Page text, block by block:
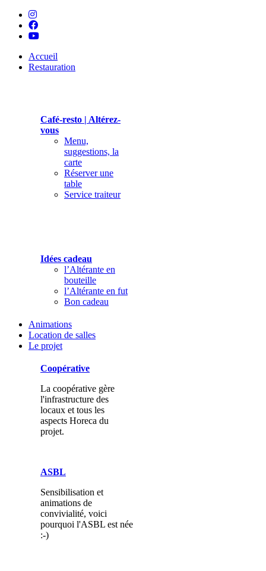
Accueil
Restauration
Café-resto | Altérez-
vous
Menu,
suggestions, la
carte
Réserver une
table
Service traiteur
Idées cadeau
l’Altérante en
bouteille
l’Altérante en fut
Bon cadeau
Animations
Location de salles
Le projet
Coopérative
La coopérative gère
l'infrastructure des
locaux et tous les
aspects Horeca du
projet.
ASBL
Sensibilisation et
animations de
convivialité, voici
pourquoi l'ASBL est née
:-)